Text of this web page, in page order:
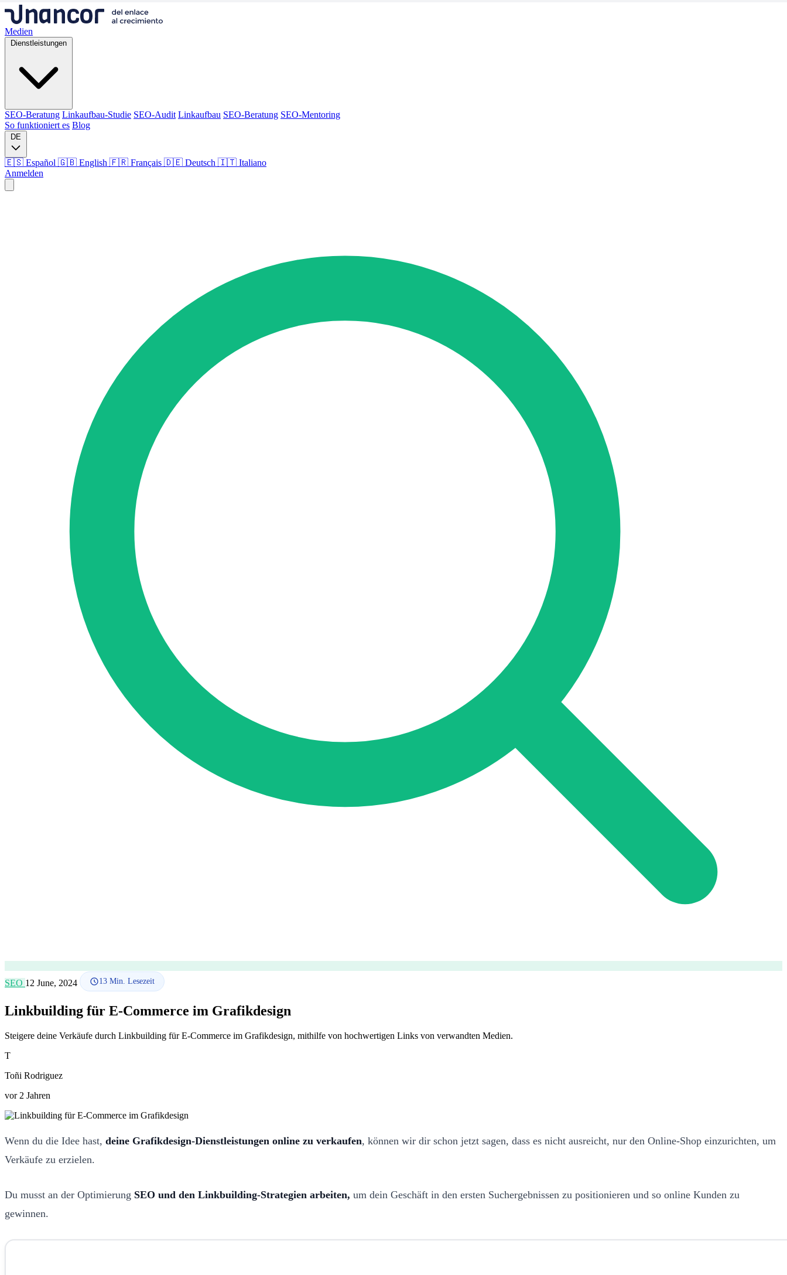
Medien
Dienstleistungen
SEO-Beratung Linkaufbau-Studie SEO-Audit Linkaufbau SEO-Beratung SEO-Mentoring
So funktioniert es Blog
DE
🇪🇸 Español 🇬🇧 English 🇫🇷 Français 🇩🇪 Deutsch 🇮🇹 Italiano
Anmelden
SEO-Beratung
🇮🇹 IT
SEO 12 June, 2024 13 Min. Lesezeit
Linkbuilding für E-Commerce im Grafikdesign
Steigere deine Verkäufe durch Linkbuilding für E-Commerce im Grafikdesign, mithilfe von hochwertigen Links von verwandten Medien.
T
Toñi Rodriguez
vor 2 Jahren
Wenn du die Idee hast, deine Grafikdesign-Dienstleistungen online zu verkaufen, können wir dir schon jetzt sagen, dass es nicht ausreicht, nur den Online-Shop einzurichten, um
Verkäufe zu erzielen.
Du musst an der Optimierung SEO und den Linkbuilding-Strategien arbeiten, um dein Geschäft in den ersten Suchergebnissen zu positionieren und so online Kunden zu
gewinnen.